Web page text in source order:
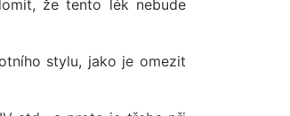
že tento lék nebude
stylu, jako je omezit